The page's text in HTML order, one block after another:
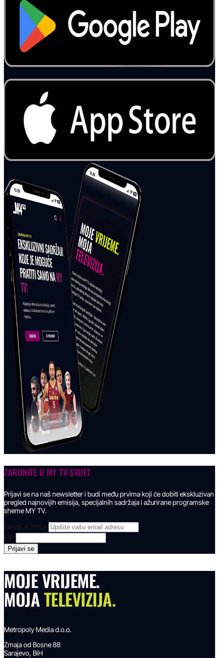
ZARONITE U MY TV SVIJET
Prijavi se na naš newsletter i budi među prvima koji će dobiti ekskluzivan
pregled najnovijih emisija, specijalnih sadržaja i ažurirane programske
sheme MY TV.
Email adresa
MOJE VRIJEME.
MOJATELEVIZIJA.
Metropoly Media d.o.o.
Zmaja od Bosne 88
Sarajevo, BiH